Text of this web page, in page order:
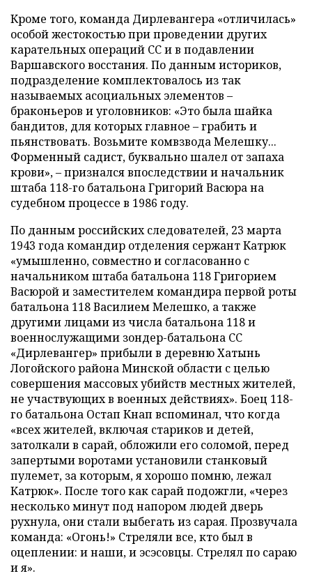
Кроме того, команда Дирлевангера «отличилась»
особой жестокостью при проведении других
карательных операций СС и в подавлении
Варшавского восстания. По данным историков,
подразделение комплектовалось из так
называемых асоциальных элементов –
браконьеров и уголовников: «Это была шайка
бандитов, для которых главное – грабить и
пьянствовать. Возьмите комвзвода Мелешку...
Форменный садист, буквально шалел от запаха
крови», – признался впоследствии и начальник
штаба 118-го батальона Григорий Васюра на
судебном процессе в 1986 году.
По данным российских следователей, 23 марта
1943 года командир отделения сержант Катрюк
«умышленно, совместно и согласованно с
начальником штаба батальона 118 Григорием
Васюрой и заместителем командира первой роты
батальона 118 Василием Мелешко, а также
другими лицами из числа батальона 118 и
военнослужащими зондер-батальона СС
«Дирлевангер» прибыли в деревню Хатынь
Логойского района Минской области с целью
совершения массовых убийств местных жителей,
не участвующих в военных действиях». Боец 118-
го батальона Остап Кнап вспоминал, что когда
«всех жителей, включая стариков и детей,
затолкали в сарай, обложили его соломой, перед
запертыми воротами установили станковый
пулемет, за которым, я хорошо помню, лежал
Катрюк». После того как сарай подожгли, «через
несколько минут под напором людей дверь
рухнула, они стали выбегать из сарая. Прозвучала
команда: «Огонь!» Стреляли все, кто был в
оцеплении: и наши, и эсэсовцы. Стрелял по сараю
и я».